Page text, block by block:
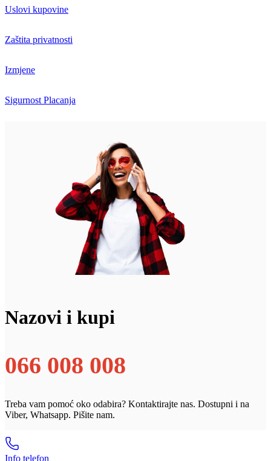
Uslovi kupovine
Zaštita privatnosti
Izmjene
Sigurnost Placanja
Nazovi i kupi
066 008 008
Treba vam pomoć oko odabira? Kontaktirajte nas. Dostupni i na
Viber, Whatsapp. Pišite nam.
Info telefon